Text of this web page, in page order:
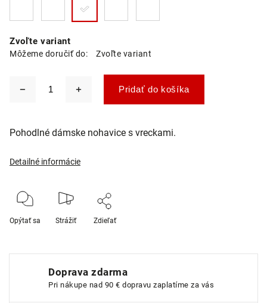
Zvoľte variant
Môžeme doručiť do: Zvoľte variant
Pridať do košíka
Pohodlné dámske nohavice s vreckami.
Detailné informácie
Opýtať sa Strážiť Zdieľať
Doprava zdarma
Pri nákupe nad 90 € dopravu zaplatíme za vás